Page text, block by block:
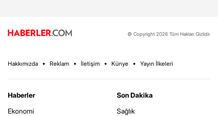
© Copyright 2026 Tüm Hakları Gizlidir.
Hakkımızda Reklam İletişim Künye Yayın İlkeleri
Haberler
Ekonomi
Son Dakika
Sağlık